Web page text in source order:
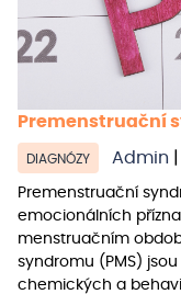
Premenstruační
DIAGNÓZY Admin
Premenstruační
emocionálních
menstruačním
syndromu (PMS)
chemických a